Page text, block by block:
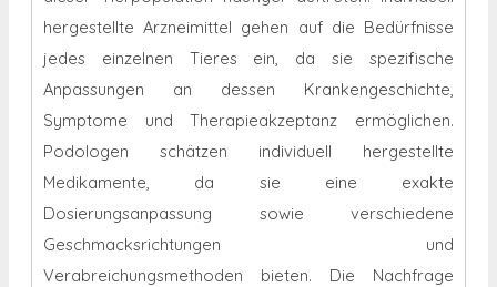
hergestellte Arzneimittel gehen auf die Bedürfnisse
jedes einzelnen Tieres ein, da sie spezifische
Anpassungen an dessen Krankengeschichte,
Symptome und Therapieakzeptanz ermöglichen.
Podologen schätzen individuell hergestellte
Medikamente, da sie eine exakte
Dosierungsanpassung sowie verschiedene
Geschmacksrichtungen und
Verabreichungsmethoden bieten. Die Nachfrage